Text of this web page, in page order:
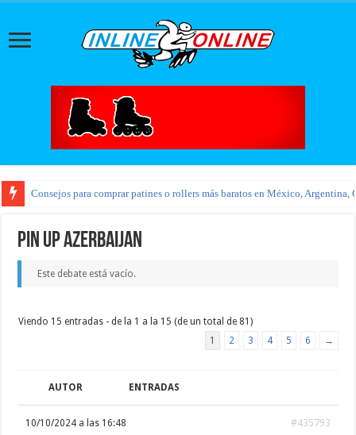
Consejos para comprar patines o rollers más baratos en México, Argentina,
pin up azerbaijan
Este debate está vacío.
Viendo 15 entradas - de la 1 a la 15 (de un total de 81)
1
2 3 4 5 6 →
AUTOR ENTRADAS
10/10/2024 a las 16:48 #435793